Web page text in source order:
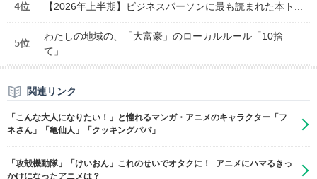
4位 【2026年上半期】ビジネスパーソンに最も読まれた本ト...
5位
わたしの地域の、「大富豪」のローカルルール「10捨
て」...
関連リンク
「こんな大人になりたい！」と憧れるマンガ・アニメのキャラクター「フ
ネさん」「亀仙人」「クッキングパパ」
「攻殻機動隊」「けいおん」これのせいでオタクに！ アニメにハマるきっ
かけになったアニメは？